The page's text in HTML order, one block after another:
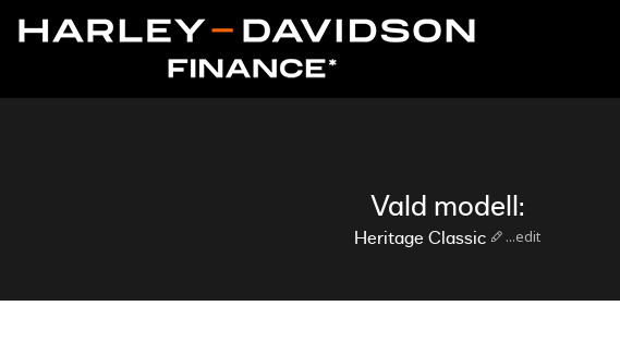
Vald modell:
Heritage Classic ...edit